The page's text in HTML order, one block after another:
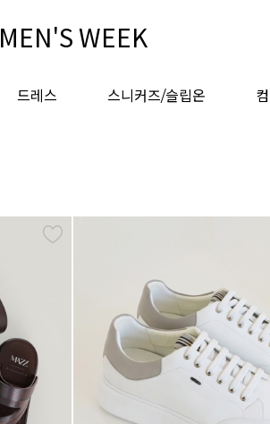
MEN'S WEEK
드레스 스니커즈/슬립온